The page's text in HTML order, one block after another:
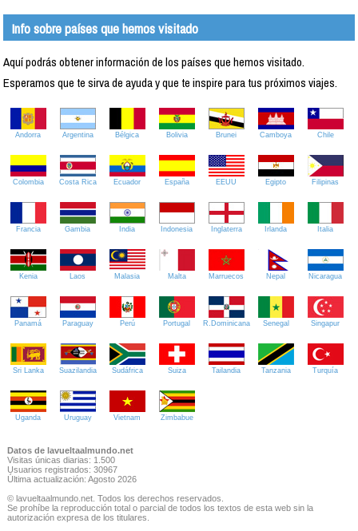
Info sobre países que hemos visitado
Aquí podrás obtener información de los países que hemos visitado.
Esperamos que te sirva de ayuda y que te inspire para tus próximos viajes.
Andorra Argentina Bélgica Bolivia Brunei Camboya Chile
Colombia Costa Rica Ecuador España EEUU Egipto Filipinas
Francia Gambia India Indonesia Inglaterra Irlanda Italia
Kenia Laos Malasia Malta Marruecos Nepal Nicaragua
Panamá Paraguay Perú Portugal R.Dominicana Senegal Singapur
Sri Lanka Suazilandia Sudáfrica Suiza Tailandia Tanzania Turquía
Uganda Uruguay Vietnam Zimbabue
Datos de lavueltaalmundo.net
Visitas únicas diarias: 1.500
Usuarios registrados: 30967
Última actualización: Agosto 2026
© lavueltaalmundo.net. Todos los derechos reservados.
Se prohíbe la reproducción total o parcial de todos los textos de esta web sin la
autorización expresa de los titulares.